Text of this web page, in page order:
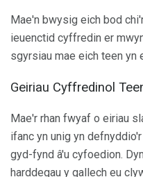
Mae'n bwysig eich bod
ieuenctid cyffredin er
sgyrsiau mae eich teen yn
Geiriau Cyffredinol
Mae'r rhan fwyaf o eiriau
ifanc yn unig yn
gyd-fynd â'u cyfoedion.
harddegau y gallech eu